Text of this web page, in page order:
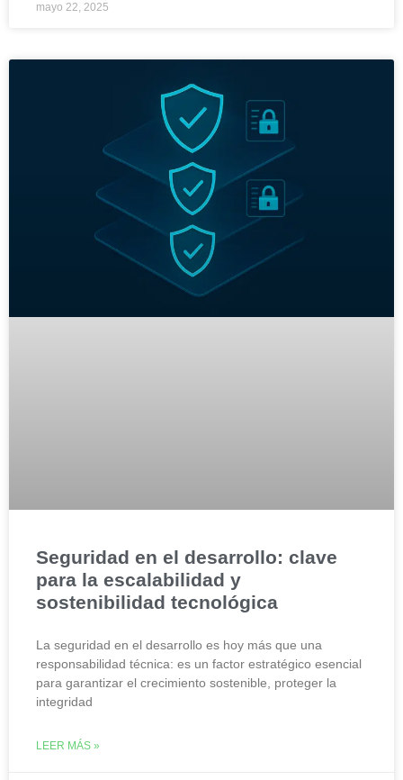
mayo 22, 2025
Seguridad en el desarrollo: clave
para la escalabilidad y
sostenibilidad tecnológica
La seguridad en el desarrollo es hoy más que una
responsabilidad técnica: es un factor estratégico esencial
para garantizar el crecimiento sostenible, proteger la
integridad
LEER MÁS »